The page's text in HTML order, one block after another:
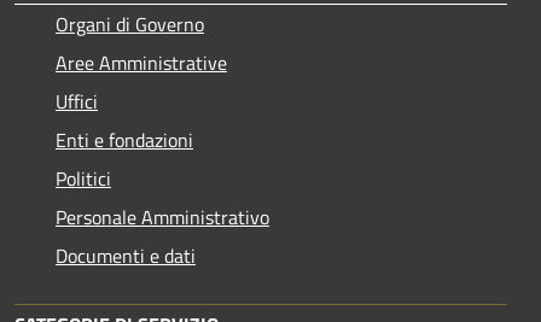
Organi di Governo
Aree Amministrative
Uffici
Enti e fondazioni
Politici
Personale Amministrativo
Documenti e dati